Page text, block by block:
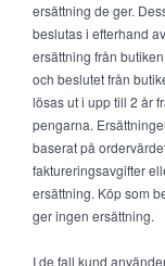
ersättning de ger.
beslutas i efterhand
ersättning från
och beslutet från
lösas ut i upp till 2 år
pengarna.
baserat på
faktureringsavgifter
ersättning. Köp som
ger ingen ersättning.
I de fall kund